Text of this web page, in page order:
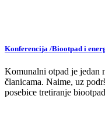
Konferencija /Biootpad i
Komunalni otpad je jedan
članicama. Naime, uz
posebice tretiranje